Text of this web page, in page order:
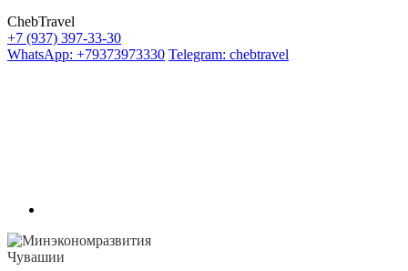
ChebTravel
+7 (937) 397-33-30
WhatsApp: +79373973330 Telegram: chebtravel